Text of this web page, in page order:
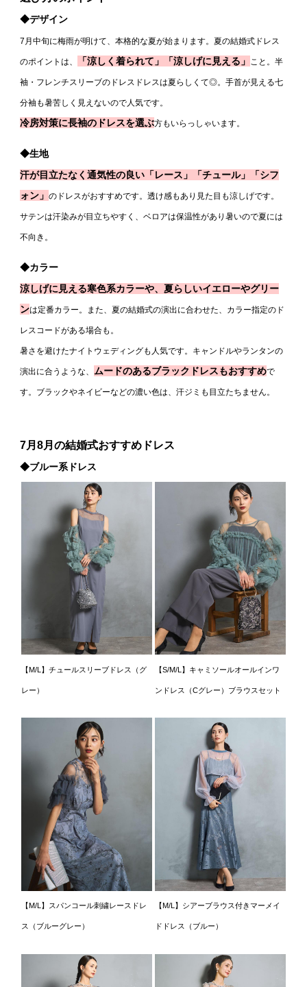
◆デザイン
7 月中旬に梅雨が明けて、本格的な夏が始まります。夏の結婚式ドレス
のポイントは、 「涼しく着られて」「涼しげに見える」 こと。半
袖・フレンチスリーブのドレスドレスは夏らしくて◎。手首が見える七
分袖も暑苦しく見えないので人気です。
冷房対策に長袖のドレスを選ぶ方もいらっしゃいます。
◆生地
汗が目立たなく通気性の良い「レース」「チュール」「シフ
ォン」 のドレスがおすすめです。透け感もあり見た目も涼しげです。
サテンは汗染みが目立ちやすく、ベロアは保温性があり暑いので夏には
不向き。
◆カラー
涼しげに見える寒色系カラーや、夏らしいイエローやグリー
ンは定番カラー。また、夏の結婚式の演出に合わせた、カラー指定のド
レスコードがある場合も。
暑さを避けたナイトウェディングも人気です。キャンドルやランタンの
演出に合うような、 ムードのあるブラックドレスもおすすめで
す。ブラックやネイビーなどの濃い色は、汗ジミも目立たちません。
7月8月の結婚式おすすめドレス
◆ブルー系ドレス
【M/L】チュールスリーブドレス（グ
レー）
【S/M/L】キャミソールオールインワ
ンドレス（Cグレー）ブラウスセット
【M/L】スパンコール刺繍レースドレ
ス（ブルーグレー）
【M/L】シアーブラウス付きマーメイ
ドドレス（ブルー）